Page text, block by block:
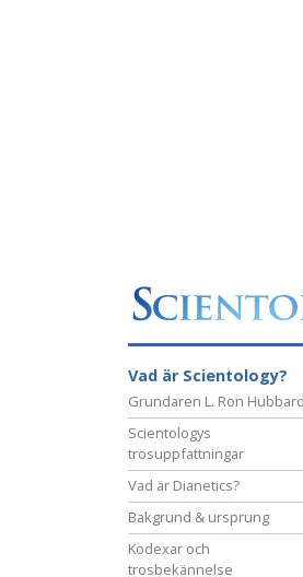
Vad är Scientology?
Grundaren L. Ron Hubbard
Scientologys
trosuppfattningar
Vad är Dianetics?
Bakgrund & ursprung
Kodexar och
trosbekännelse